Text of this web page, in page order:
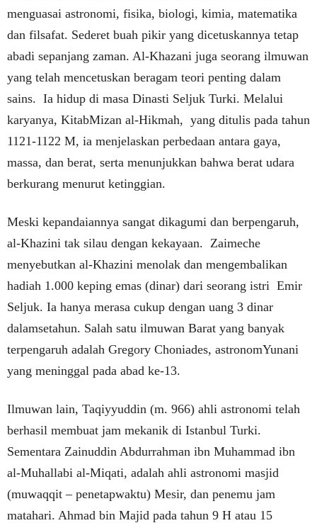
menguasai astronomi, fisika, biologi, kimia, matematika
dan filsafat. Sederet buah pikir yang dicetuskannya tetap
abadi sepanjang zaman. Al-Khazani juga seorang ilmuwan
yang telah mencetuskan beragam teori penting dalam
sains. Ia hidup di masa Dinasti Seljuk Turki. Melalui
karyanya, KitabMizan al-Hikmah, yang ditulis pada tahun
1121-1122 M, ia menjelaskan perbedaan antara gaya,
massa, dan berat, serta menunjukkan bahwa berat udara
berkurang menurut ketinggian.
Meski kepandaiannya sangat dikagumi dan berpengaruh,
al-Khazini tak silau dengan kekayaan. Zaimeche
menyebutkan al-Khazini menolak dan mengembalikan
hadiah 1.000 keping emas (dinar) dari seorang istri Emir
Seljuk. Ia hanya merasa cukup dengan uang 3 dinar
dalamsetahun. Salah satu ilmuwan Barat yang banyak
terpengaruh adalah Gregory Choniades, astronomYunani
yang meninggal pada abad ke-13.
Ilmuwan lain, Taqiyyuddin (m. 966) ahli astronomi telah
berhasil membuat jam mekanik di Istanbul Turki.
Sementara Zainuddin Abdurrahman ibn Muhammad ibn
al-Muhallabi al-Miqati, adalah ahli astronomi masjid
(muwaqqit – penetapwaktu) Mesir, dan penemu jam
matahari. Ahmad bin Majid pada tahun 9 H atau 15